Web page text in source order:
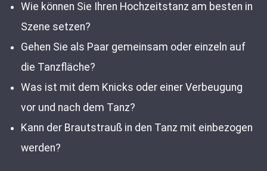
Wie können Sie Ihren Hochzeitstanz am besten in
Szene setzen?
Gehen Sie als Paar gemeinsam oder einzeln auf
die Tanzfläche?
Was ist mit dem Knicks oder einer Verbeugung
vor und nach dem Tanz?
Kann der Brautstrauß in den Tanz mit einbezogen
werden?